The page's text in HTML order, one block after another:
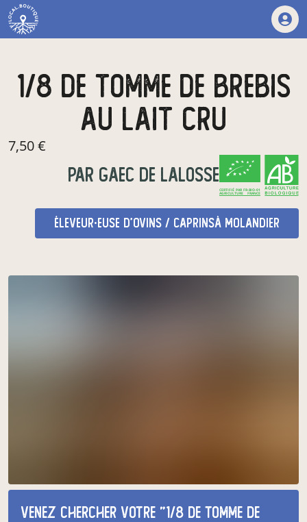
1/8 de tomme de brebis
au lait cru
7,50 €
par GAEC DE LALOSSE
CERTIFIÉ PAR FR-BIO-01
AGRICULTURE FRANCE
éleveur·euse d'ovins / caprinsà Molandier
Venez chercher votre "1/8 de tomme de